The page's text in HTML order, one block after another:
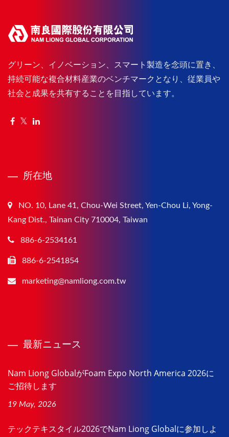
グリーン、イノベーション、スマート製造を念頭に置き、
持続可能な複合材料産業のベンチマークとなり、従業員や
社会と成果を共有することを目指しています。
所在地
NO. 10, Lane 41, Chou-Wei Street, Yen-Chou Li, Yong-
Kang Dist., Tainan City 710004, Taiwan
886-6-2534161
886-6-2541854
marketing@namliong.com.tw
最新ニュース
Nam Liong GlobalがFoam Expo North America 2026に
ご招待します
19 May, 2026
テックテキスタイル2026でNam Liong Globalに参加しよ